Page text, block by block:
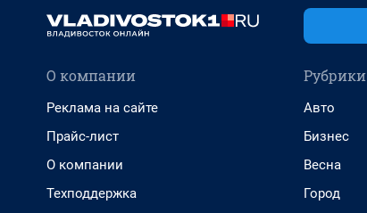
О компании
Реклама на сайте
Прайс-лист
О компании
Техподдержка
Рубрики
Авто
Бизнес
Весна
Город